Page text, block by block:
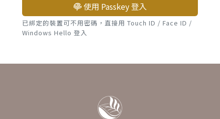
使用 Passkey 登入
已綁定的裝置可不用密碼，直接用 Touch ID / Face ID /
Windows Hello 登入